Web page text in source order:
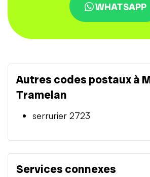
WHATSAPP
Autres codes postaux à
Tramelan
serrurier 2723
Services connexes